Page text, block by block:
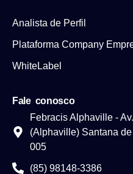
Analista de Perfil
Plataforma Company
WhiteLabel
Fale conosco
Febracis Alphaville -
(Alphaville) Santana
005
(85) 98148-3386